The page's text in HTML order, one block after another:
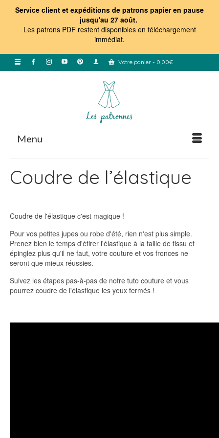
Service client et expéditions de patrons papier en pause
jusqu'au 27 août.
Les patrons PDF restent disponibles en téléchargement
immédiat.
Votre panier - 0,00€
Menu
Coudre de l’élastique
Coudre de l'élastique c'est magique !
Pour vos petites jupes ou robe d'été, rien n'est plus simple.
Prenez bien le temps d'étirer l'élastique à la taille de tissu et
épinglez plus qu'il ne faut, votre couture et vos fronces ne
seront que mieux réussies.
Suivez les étapes pas-à-pas de notre tuto couture et vous
pourrez coudre de l'élastique les yeux fermés !